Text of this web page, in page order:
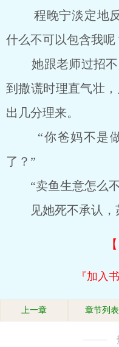
程晚宁淡定地反
什么不可以包含我呢
她跟老师过招不
到撒谎时理直气壮
出几分理来。
“你爸妈不是做
了？”
“卖鱼生意怎么不
见她死不承认，
『加入
上一章 章节列表